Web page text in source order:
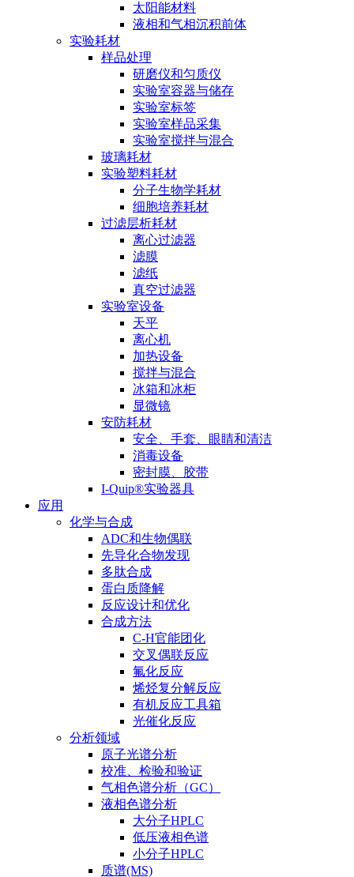
太阳能材料
液相和气相沉积前体
实验耗材
样品处理
研磨仪和匀质仪
实验室容器与储存
实验室标签
实验室样品采集
实验室搅拌与混合
玻璃耗材
实验塑料耗材
分子生物学耗材
细胞培养耗材
过滤层析耗材
离心过滤器
滤膜
滤纸
真空过滤器
实验室设备
天平
离心机
加热设备
搅拌与混合
冰箱和冰柜
显微镜
安防耗材
安全、手套、眼睛和清洁
消毒设备
密封膜、胶带
I-Quip®️实验器具
应用
化学与合成
ADC和生物偶联
先导化合物发现
多肽合成
蛋白质降解
反应设计和优化
合成方法
C-H官能团化
交叉偶联反应
氟化反应
烯烃复分解反应
有机反应工具箱
光催化反应
分析领域
原子光谱分析
校准、检验和验证
气相色谱分析（GC）
液相色谱分析
大分子HPLC
低压液相色谱
小分子HPLC
质谱(MS)